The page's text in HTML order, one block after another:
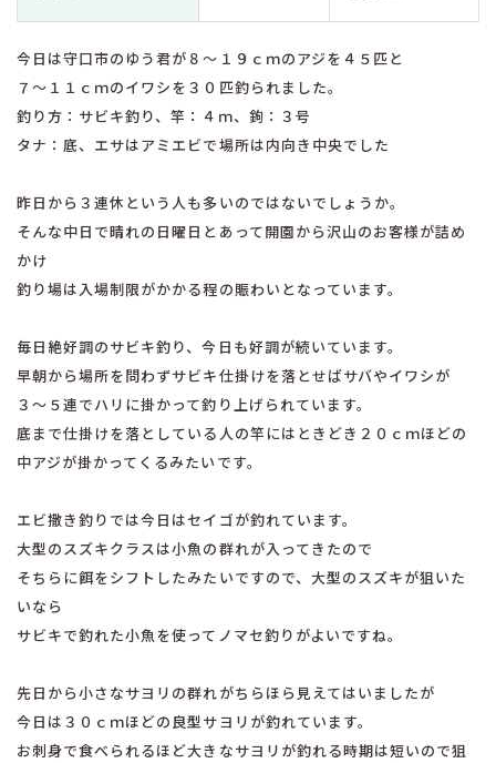
今日は守口市のゆう君が８〜１９ｃｍのアジを４５匹と
７〜１１ｃｍのイワシを３０匹釣られました。
釣り方：サビキ釣り、竿：４ｍ、鉤：３号
タナ：底、エサはアミエビで場所は内向き中央でした
昨日から３連休という人も多いのではないでしょうか。
そんな中日で晴れの日曜日とあって開園から沢山のお客様が詰め
かけ
釣り場は入場制限がかかる程の賑わいとなっています。
毎日絶好調のサビキ釣り、今日も好調が続いています。
早朝から場所を問わずサビキ仕掛けを落とせばサバやイワシが
３〜５連でハリに掛かって釣り上げられています。
底まで仕掛けを落としている人の竿にはときどき２０ｃｍほどの
中アジが掛かってくるみたいです。
エビ撒き釣りでは今日はセイゴが釣れています。
大型のスズキクラスは小魚の群れが入ってきたので
そちらに餌をシフトしたみたいですので、大型のスズキが狙いた
いなら
サビキで釣れた小魚を使ってノマセ釣りがよいですね。
先日から小さなサヨリの群れがちらほら見えてはいましたが
今日は３０ｃｍほどの良型サヨリが釣れています。
お刺身で食べられるほど大きなサヨリが釣れる時期は短いので狙